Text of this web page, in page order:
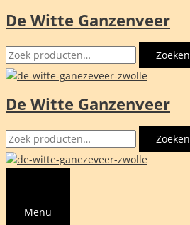
Ga
de
inhoud
De Witte Ganzenveer
Zoeken
naar:
Zoeken
De Witte Ganzenveer
Zoeken
naar:
Zoeken
Menu